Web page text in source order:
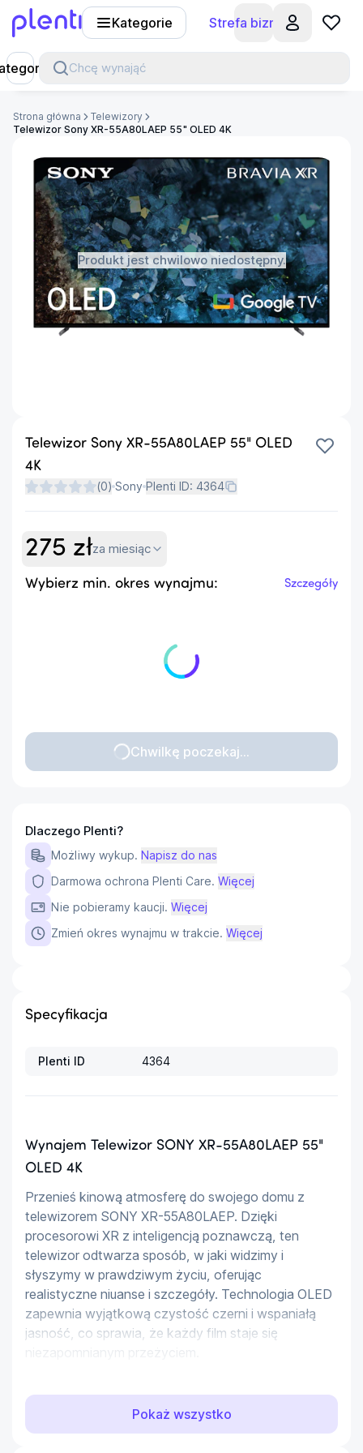
Kategorie Strefa biznesu
Chcę wynająć
Strona główna
Telewizory
Telewizor Sony XR-55A80LAEP 55" OLED 4K
Produkt jest chwilowo niedostępny.
Telewizor Sony XR-55A80LAEP 55" OLED
4K
(0) Sony Plenti ID: 4364
275 złza miesiąc
Wybierz min. okres wynajmu: Szczegóły
Chwilkę poczekaj...
Dlaczego Plenti?
Możliwy wykup. Napisz do nas
Darmowa ochrona Plenti Care. Więcej
Nie pobieramy kaucji. Więcej
Zmień okres wynajmu w trakcie. Więcej
Specyfikacja
Plenti ID 4364
Wynajem Telewizor SONY XR-55A80LAEP 55"
OLED 4K
Przenieś kinową atmosferę do swojego domu z
telewizorem SONY XR-55A80LAEP. Dzięki
procesorowi XR z inteligencją poznawczą, ten
telewizor odtwarza sposób, w jaki widzimy i
słyszymy w prawdziwym życiu, oferując
realistyczne niuanse i szczegóły. Technologia OLED
zapewnia wyjątkową czystość czerni i wspaniałą
jasność, co sprawia, że każdy film staje się
Wyjątkowy kontrast i ostrość obrazu
Wyświetlacz XR Triluminous Pro nasycony jest
Pokaż wszystko